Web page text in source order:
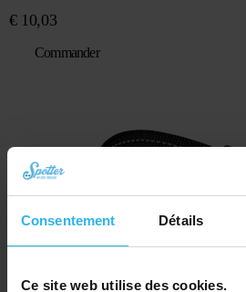
Consentement Détails
Ce site web utilise des cookies.
€10,03
Commander